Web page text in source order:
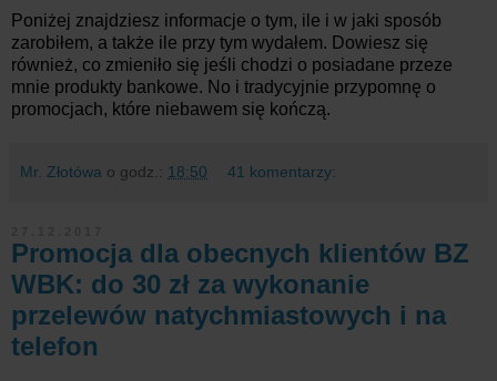
Poniżej znajdziesz informacje o tym, ile i w jaki sposób
zarobiłem, a także ile przy tym wydałem. Dowiesz się
również, co zmieniło się jeśli chodzi o posiadane przeze
mnie produkty bankowe. No i tradycyjnie przypomnę o
promocjach, które niebawem się kończą.
Mr. Złotówa o godz.: 18:50 41 komentarzy:
Promocja dla obecnych klientów BZ
WBK: do 30 zł za wykonanie
przelewów natychmiastowych i na
telefon